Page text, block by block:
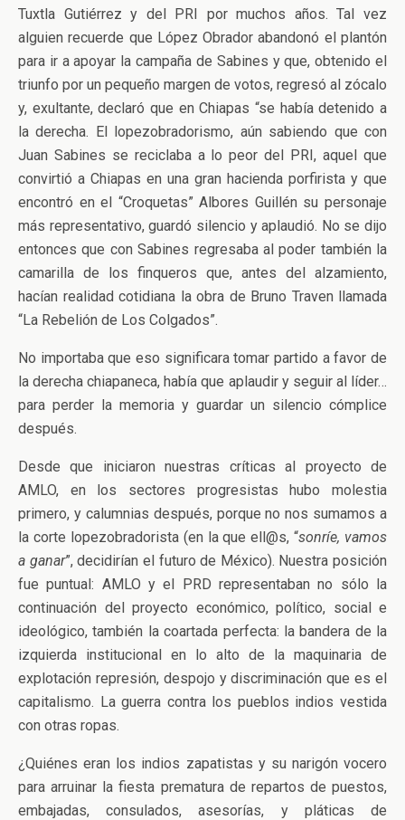
Tuxtla Gutiérrez y del PRI por muchos años. Tal vez
alguien recuerde que López Obrador abandonó el plantón
para ir a apoyar la campaña de Sabines y que, obtenido el
triunfo por un pequeño margen de votos, regresó al zócalo
y, exultante, declaró que en Chiapas “se había detenido a
la derecha. El lopezobradorismo, aún sabiendo que con
Juan Sabines se reciclaba a lo peor del PRI, aquel que
convirtió a Chiapas en una gran hacienda porfirista y que
encontró en el “Croquetas” Albores Guillén su personaje
más representativo, guardó silencio y aplaudió. No se dijo
entonces que con Sabines regresaba al poder también la
camarilla de los finqueros que, antes del alzamiento,
hacían realidad cotidiana la obra de Bruno Traven llamada
“La Rebelión de Los Colgados”.
No importaba que eso significara tomar partido a favor de
la derecha chiapaneca, había que aplaudir y seguir al líder…
para perder la memoria y guardar un silencio cómplice
después.
Desde que iniciaron nuestras críticas al proyecto de
AMLO, en los sectores progresistas hubo molestia
primero, y calumnias después, porque no nos sumamos a
la corte lopezobradorista (en la que ell@s, “sonríe, vamos
a ganar”, decidirían el futuro de México). Nuestra posición
fue puntual: AMLO y el PRD representaban no sólo la
continuación del proyecto económico, político, social e
ideológico, también la coartada perfecta: la bandera de la
izquierda institucional en lo alto de la maquinaria de
explotación represión, despojo y discriminación que es el
capitalismo. La guerra contra los pueblos indios vestida
con otras ropas.
¿Quiénes eran los indios zapatistas y su narigón vocero
para arruinar la fiesta prematura de repartos de puestos,
embajadas, consulados, asesorías, y pláticas de